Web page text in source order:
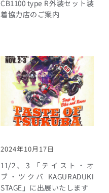
CB1100 type R外装セット装
着協力店のご案内
2024年10月17日
11/2、3 「テイスト・オ
ブ・ツクバ KAGURADUKI
STAGE」に出展いたします